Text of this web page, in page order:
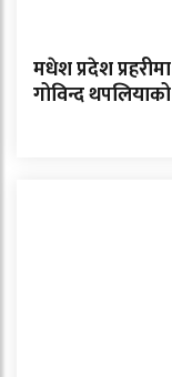
मधेश प्रदेश
गोविन्द